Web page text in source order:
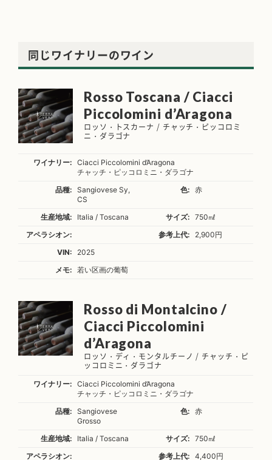
同じワイナリーのワイン
Rosso Toscana / Ciacci
Piccolomini d’Aragona
ロッソ・トスカーナ / チャッチ・ピッコロミ
ニ・ダラゴナ
ワイナリー:
Ciacci Piccolomini d’Aragona
チャッチ・ピッコロミニ・ダラゴナ
品種:
Sangiovese Sy,
CS
色: 赤
生産地域: Italia / Toscana サイズ:
750㎖
アペラシオン:
参考上代:
2,900円
VIN:
2025
メモ:
若い区画の葡萄
Rosso di Montalcino /
Ciacci Piccolomini
d’Aragona
ロッソ・ディ・モンタルチーノ / チャッチ・ピ
ッコロミニ・ダラゴナ
ワイナリー:
Ciacci Piccolomini d’Aragona
チャッチ・ピッコロミニ・ダラゴナ
品種:
Sangiovese
Grosso
色: 赤
生産地域: Italia / Toscana サイズ:
750㎖
アペラシオン:
参考上代: 4,400円